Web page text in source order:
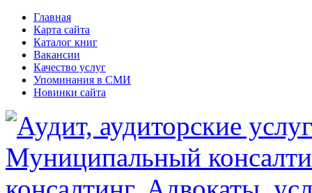
Главная
Карта сайта
Каталог книг
Вакансии
Качество услуг
Упоминания в СМИ
Новинки сайта